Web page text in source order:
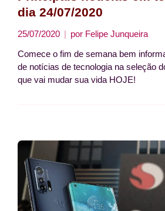
dia 24/07/2020
25/07/2020 por Felipe Junqueira
Comece o fim de semana bem
de notícias de tecnologia na seleção
que vai mudar sua vida HOJE!